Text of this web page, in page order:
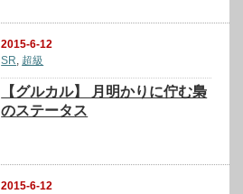
2015-6-12
SR, 超級
【グルカル】 月明かりに佇む梟
のステータス
2015-6-12